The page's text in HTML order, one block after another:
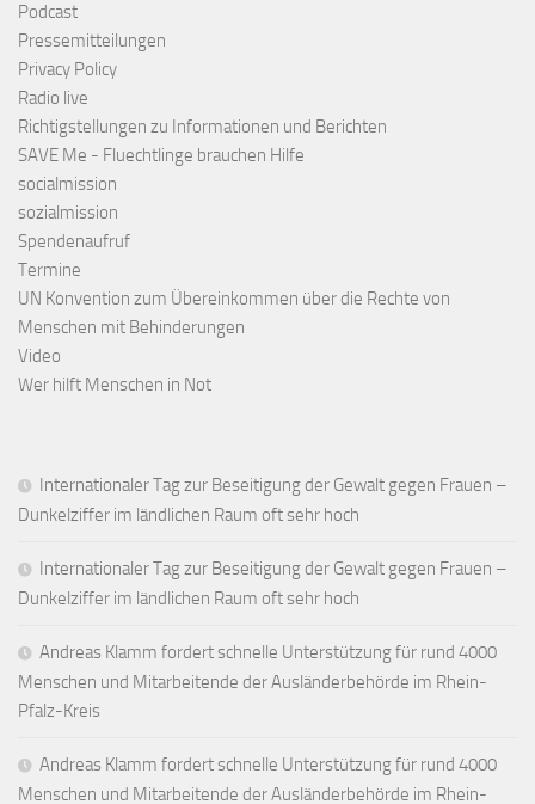
Podcast
Pressemitteilungen
Privacy Policy
Radio live
Richtigstellungen zu Informationen und Berichten
SAVE Me - Fluechtlinge brauchen Hilfe
socialmission
sozialmission
Spendenaufruf
Termine
UN Konvention zum Übereinkommen über die Rechte von
Menschen mit Behinderungen
Video
Wer hilft Menschen in Not
Internationaler Tag zur Beseitigung der Gewalt gegen Frauen –
Dunkelziffer im ländlichen Raum oft sehr hoch
Internationaler Tag zur Beseitigung der Gewalt gegen Frauen –
Dunkelziffer im ländlichen Raum oft sehr hoch
Andreas Klamm fordert schnelle Unterstützung für rund 4000
Menschen und Mitarbeitende der Ausländerbehörde im Rhein-
Pfalz-Kreis
Andreas Klamm fordert schnelle Unterstützung für rund 4000
Menschen und Mitarbeitende der Ausländerbehörde im Rhein-